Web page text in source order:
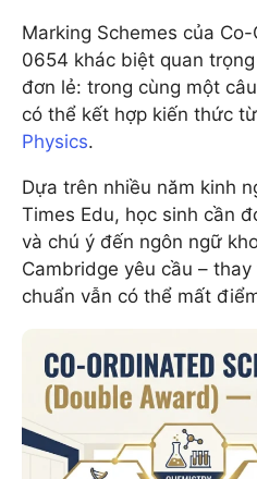
Marking Schemes của
0654 khác biệt quan
đơn lẻ: trong cùng một
có thể kết hợp kiến thức từ
Physics.
Dựa trên nhiều năm kinh
Times Edu, học sinh cần
và chú ý đến ngôn ngữ
Cambridge yêu cầu –
chuẩn vẫn có thể mất